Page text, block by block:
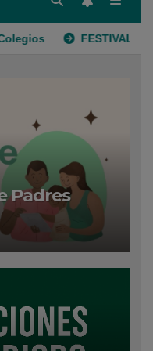
DE BANDAS
Padres